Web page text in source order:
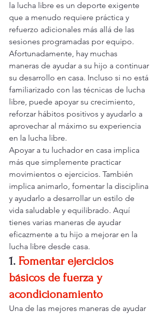
la lucha libre es un deporte exigente
que a menudo requiere práctica y
refuerzo adicionales más allá de las
sesiones programadas por equipo.
Afortunadamente, hay muchas
maneras de ayudar a su hijo a continuar
su desarrollo en casa. Incluso si no está
familiarizado con las técnicas de lucha
libre, puede apoyar su crecimiento,
reforzar hábitos positivos y ayudarlo a
aprovechar al máximo su experiencia
en la lucha libre.
Apoyar a tu luchador en casa implica
más que simplemente practicar
movimientos o ejercicios. También
implica animarlo, fomentar la disciplina
y ayudarlo a desarrollar un estilo de
vida saludable y equilibrado. Aquí
tienes varias maneras de ayudar
eficazmente a tu hijo a mejorar en la
lucha libre desde casa.
1. Fomentar ejercicios
básicos de fuerza y
acondicionamiento
Una de las mejores maneras de ayudar